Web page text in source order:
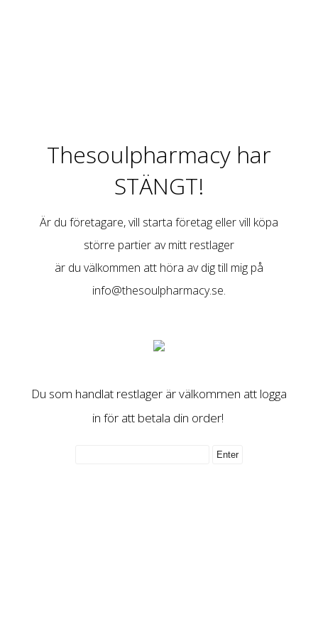
Thesoulpharmacy har
STÄNGT!
Är du företagare, vill starta företag eller vill köpa
större partier av mitt restlager
är du välkommen att höra av dig till mig på
info@thesoulpharmacy.se.
Du som handlat restlager är välkommen att logga
in för att betala din order!